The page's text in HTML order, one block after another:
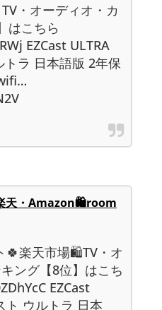
・オーディオ・カ
はこちら
EZCast ULTRA
ラ 日本語版 2年保
天・Amazon🛍room
🍀楽天市場🛍TV・オ
ング【8位】はこち
EZCast
ト ウルトラ 日本